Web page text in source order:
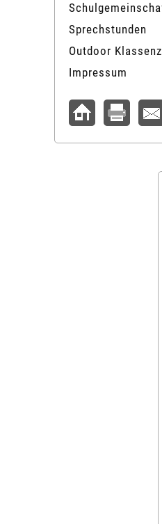
Sprechstunden
Outdoor
Impressum